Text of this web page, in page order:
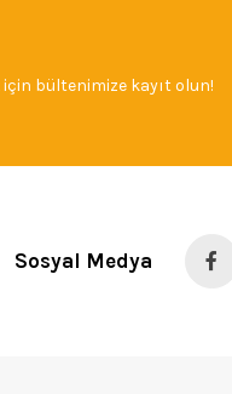
bültenimize kayıt olun!
Sosyal Medya